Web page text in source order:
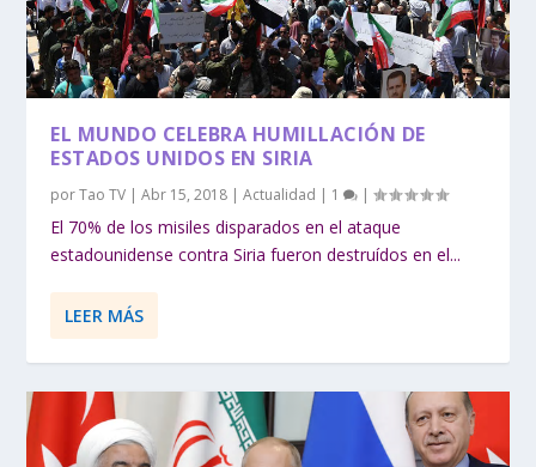
EL MUNDO CELEBRA HUMILLACIÓN DE
ESTADOS UNIDOS EN SIRIA
porTao TV |Abr 15, 2018 |Actualidad | 1 |
El 70% de los misiles disparados en el ataque
estadounidense contra Siria fueron destruídos en el...
LEER MÁS